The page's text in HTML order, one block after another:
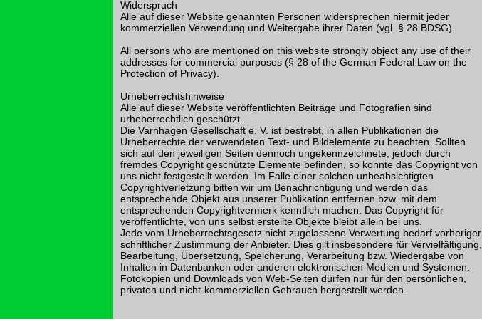
Widerspruch
Alle auf dieser Website genannten Personen widersprechen hiermit jeder
kommerziellen Verwendung und Weitergabe ihrer Daten (vgl. § 28 BDSG).
All persons who are mentioned on this website strongly object any use of their
addresses for commercial purposes (§ 28 of the German Federal Law on the
Protection of Privacy).
Urheberrechtshinweise
Alle auf dieser Website veröffentlichten Beiträge und Fotografien sind
urheberrechtlich geschützt.
Die Varnhagen Gesellschaft e. V. ist bestrebt, in allen Publikationen die
Urheberrechte der verwendeten Text- und Bildelemente zu beachten. Sollten
sich auf den jeweiligen Seiten dennoch ungekennzeichnete, jedoch durch
fremdes Copyright geschützte Elemente befinden, so konnte das Copyright von
uns nicht festgestellt werden. Im Falle einer solchen unbeabsichtigten
Copyrightverletzung bitten wir um Benachrichtigung und werden das
entsprechende Objekt aus unserer Publikation entfernen bzw. mit dem
entsprechenden Copyrightvermerk kenntlich machen. Das Copyright für
veröffentlichte, von uns selbst erstellte Objekte bleibt allein bei uns.
Jede vom Urheberrechtsgesetz nicht zugelassene Verwertung bedarf vorheriger
schriftlicher Zustimmung der Anbieter. Dies gilt insbesondere für Vervielfältigung,
Bearbeitung, Übersetzung, Speicherung, Verarbeitung bzw. Wiedergabe von
Inhalten in Datenbanken oder anderen elektronischen Medien und Systemen.
Fotokopien und Downloads von Web-Seiten dürfen nur für den persönlichen,
privaten und nicht-kommerziellen Gebrauch hergestellt werden.